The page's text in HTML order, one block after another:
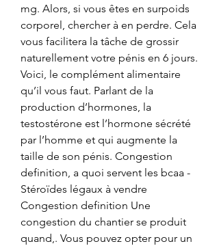
mg. Alors, si vous êtes en surpoids
corporel, chercher à en perdre. Cela
vous facilitera la tâche de grossir
naturellement votre pénis en 6 jours.
Voici, le complément alimentaire
qu’il vous faut. Parlant de la
production d’hormones, la
testostérone est l’hormone sécrété
par l’homme et qui augmente la
taille de son pénis. Congestion
definition, a quoi servent les bcaa -
Stéroïdes légaux à vendre
Congestion definition Une
congestion du chantier se produit
quand,. Vous pouvez opter pour un